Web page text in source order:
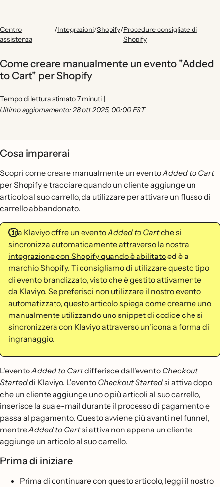
Centro
assistenza
/Integrazioni/Shopify/Procedure consigliate di
Shopify
Come creare manualmente un evento "Added
to Cart" per Shopify
Tempo di lettura stimato 7 minuti |
Ultimo aggiornamento: 28 ott 2025, 00:00 EST
Cosa imparerai
Scopri come creare manualmente un eventoAdded to Cart
per Shopify e tracciare quando un cliente aggiunge un
articolo al suo carrello, da utilizzare per attivare un flusso di
carrello abbandonato.
Ora Klaviyo offre un eventoAdded to Cartche si
sincronizza automaticamente attraverso la nostra
integrazione con Shopify quando è abilitatoed è a
marchio Shopify. Ti consigliamo di utilizzare questo tipo
di evento brandizzato, visto che è gestito attivamente
da Klaviyo. Se preferisci non utilizzare il nostro evento
automatizzato, questo articolo spiega come crearne uno
manualmente utilizzando uno snippet di codice che si
sincronizzerà con Klaviyo attraverso un'icona a forma di
ingranaggio.
L'eventoAdded to Cartdifferisce dall'evento Checkout
Starteddi Klaviyo. L'evento Checkout Startedsi attiva dopo
che un cliente aggiunge uno o più articoli al suo carrello,
inserisce la sua e-mail durante il processo di pagamento e
passa al pagamento. Questo avviene più avanti nel funnel,
mentreAdded to Cartsi attiva non appena un cliente
aggiunge un articolo al suo carrello.
Prima di iniziare
Prima di continuare con questo articolo, leggi il nostro